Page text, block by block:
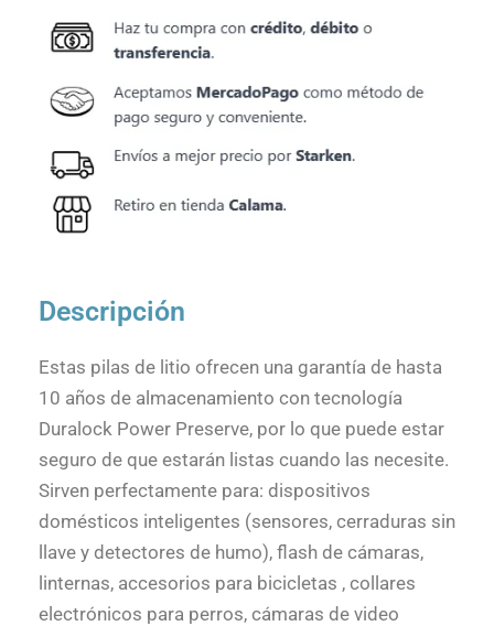
Descripción
Estas pilas de litio ofrecen una garantía de hasta
10 años de almacenamiento con tecnología
Duralock Power Preserve, por lo que puede estar
seguro de que estarán listas cuando las necesite.
Sirven perfectamente para: dispositivos
domésticos inteligentes (sensores, cerraduras sin
llave y detectores de humo), flash de cámaras,
linternas, accesorios para bicicletas , collares
electrónicos para perros, cámaras de video